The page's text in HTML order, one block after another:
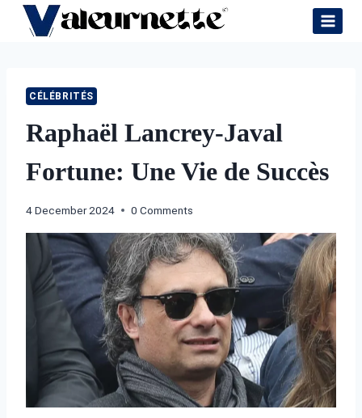
Skip
CÉLÉBRITÉS
Raphaël Lancrey-Javal
Fortune: Une Vie de Succès
4 December 2024 0 Comments